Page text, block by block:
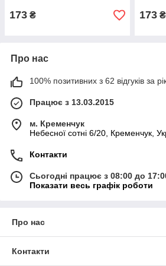
173 ₴ 173 ₴
Про нас
100% позитивних з 62 відгуків за
Працює з 13.03.2015
м. Кременчук
Небесної сотні 6/20, Кременчук,
Контакти
Сьогодні працює з 08:00 до
Показати весь графік роботи
Про нас
Контакти